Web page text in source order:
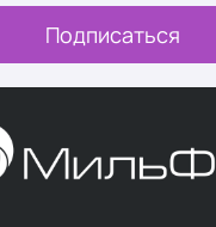
Подписаться